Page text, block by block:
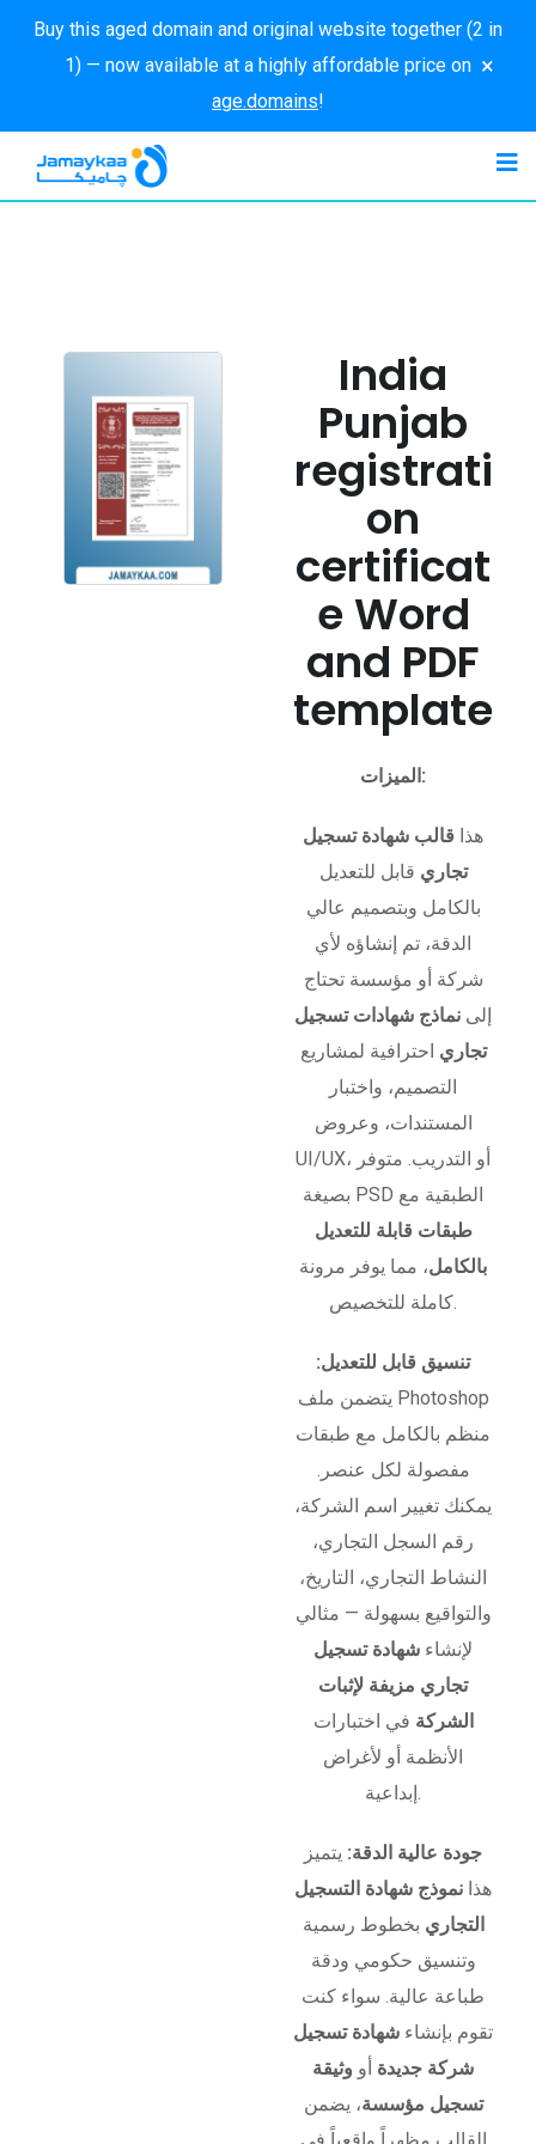
Buy this aged domain and original website together (2 in
1) — now available at a highly affordable price on
age.domains!
×
India
Punjab
registrati
on
certificat
e Word
and PDF
template
الميزات:
هذا قالب شهادة تسجيل
تجاري قابل للتعديل
بالكامل وبتصميم عالي
الدقة، تم إنشاؤه لأي
شركة أو مؤسسة تحتاج
إلى نماذج شهادات تسجيل
تجاري احترافية لمشاريع
التصميم، واختبار
المستندات، وعروض
UI/UX، أو التدريب. متوفر
بصيغة PSD الطبقية مع
طبقات قابلة للتعديل
بالكامل، مما يوفر مرونة
كاملة للتخصيص.
تنسيق قابل للتعديل:
يتضمن ملف Photoshop
منظم بالكامل مع طبقات
مفصولة لكل عنصر.
يمكنك تغيير اسم الشركة،
رقم السجل التجاري،
النشاط التجاري، التاريخ،
والتواقيع بسهولة — مثالي
لإنشاء شهادة تسجيل
تجاري مزيفة لإثبات
الشركة في اختبارات
الأنظمة أو لأغراض
إبداعية.
جودة عالية الدقة: يتميز
هذا نموذج شهادة التسجيل
التجاري بخطوط رسمية
وتنسيق حكومي ودقة
طباعة عالية. سواء كنت
تقوم بإنشاء شهادة تسجيل
شركة جديدة أو وثيقة
تسجيل مؤسسة، يضمن